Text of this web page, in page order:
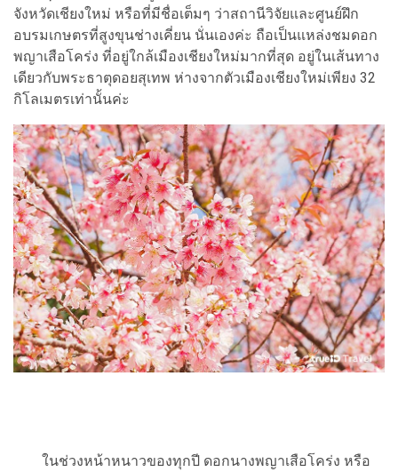
จังหวัดเชียงใหม่ หรือที่มีชื่อเต็มๆ ว่าสถานีวิจัยและศูนย์ฝึก
อบรมเกษตรที่สูงขุนช่างเคี่ยน นั่นเองค่ะ ถือเป็นแหล่งชมดอก
พญาเสือโคร่ง ที่อยู่ใกล้เมืองเชียงใหม่มากที่สุด อยู่ในเส้นทาง
เดียวกับพระธาตุดอยสุเทพ ห่างจากตัวเมืองเชียงใหม่เพียง 32
กิโลเมตรเท่านั้นค่ะ
ในช่วงหน้าหนาวของทุกปี ดอกนางพญาเสือโคร่ง หรือ